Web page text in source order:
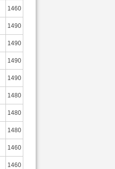
1460
1490
1490
1490
1490
1480
1480
1480
1460
1460